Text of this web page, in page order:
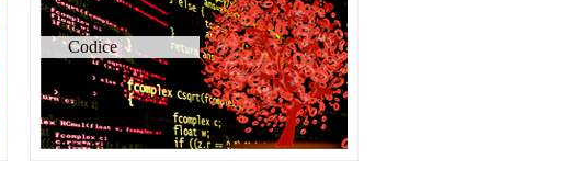
Codice